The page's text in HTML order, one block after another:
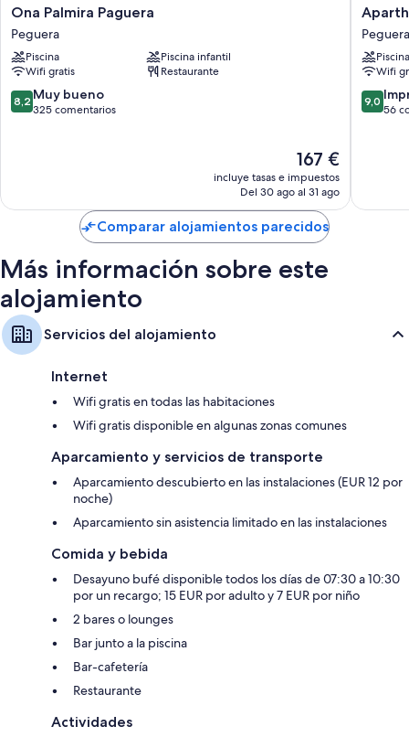
Ona
Palmira
Paguera
Peguera
Ona Palmira Paguera
Peguera
Piscina
Piscina infantil
Wifi gratis
Restaurante
8.2
sobre
8,2 Muy bueno
325 comentarios
El
precio
actual
de
167 €
167 €
incluye tasas e impuestos
Del 30 ago al 31 ago
Novo
Mar
Peguera
Peguera
Piscina
Wifi
9.0
sobre
9,0
56
Comparar alojamientos parecidos
Más información sobre este
alojamiento
Servicios del alojamiento
Internet
Wifi gratis en todas las habitaciones
Wifi gratis disponible en algunas zonas comunes
Aparcamiento y servicios de transporte
Aparcamiento descubierto en las instalaciones (EUR 12 por
noche)
Aparcamiento sin asistencia limitado en las instalaciones
Comida y bebida
Desayuno bufé disponible todos los días de 07:30 a 10:30
por un recargo; 15 EUR por adulto y 7 EUR por niño
2 bares o lounges
Bar junto a la piscina
Bar-cafetería
Restaurante
Actividades